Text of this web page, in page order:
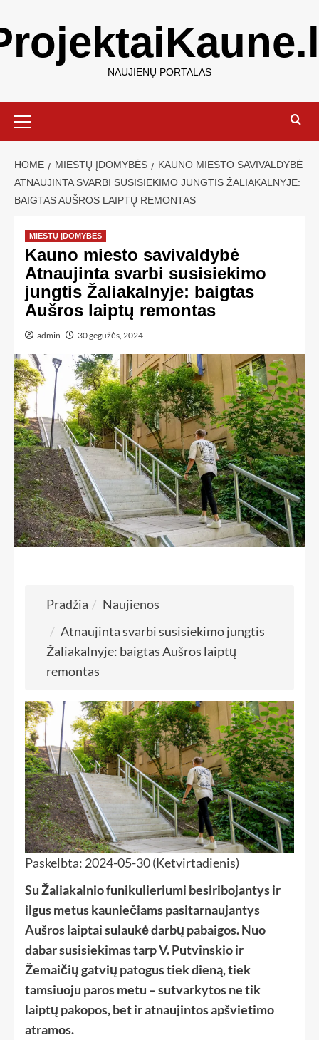
NAUJIENŲ PORTALAS
HOME MIESTŲ ĮDOMYBĖS
KAUNO MIESTO SAVIVALDYBĖ
ATNAUJINTA SVARBI SUSISIEKIMO JUNGTIS ŽALIAKALNYJE:
BAIGTAS AUŠROS LAIPTŲ REMONTAS
MIESTŲ ĮDOMYBĖS
Kauno miesto savivaldybė
Atnaujinta svarbi susisiekimo
jungtis Žaliakalnyje: baigtas
Aušros laiptų remontas
admin 30 gegužės, 2024
Pradžia
Naujienos
Atnaujinta svarbi susisiekimo jungtis
Žaliakalnyje: baigtas Aušros laiptų
remontas
Paskelbta: 2024-05-30 (Ketvirtadienis)
Su Žaliakalnio funikulieriumi besiribojantys ir
ilgus metus kauniečiams pasitarnaujantys
Aušros laiptai sulaukė darbų pabaigos. Nuo
dabar susisiekimas tarp V. Putvinskio ir
Žemaičių gatvių patogus tiek dieną, tiek
tamsiuoju paros metu – sutvarkytos ne tik
laiptų pakopos, bet ir atnaujintos apšvietimo
atramos.